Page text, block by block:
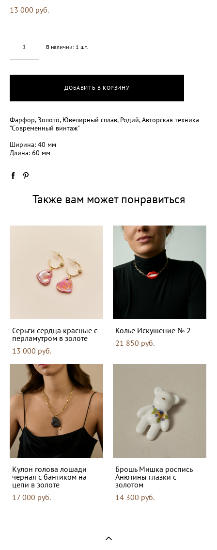
13 000 pуб.
В наличии: 1 шт.
ДОБАВИТЬ В КОРЗИНУ
Фарфор, Золото, Ювелирный сплав, Родий, Авторская техника
"Современный винтаж"
Ширина: 40 мм
Длина: 60 мм
Также вам может понравиться
Серьги сердца красные с
перламутром в золоте
13 000 pуб.
Колье Искушение № 2
21 850 pуб.
Кулон голова лошади
черная с бантиком на
цепи в золоте
17 000 pуб.
Брошь Мишка роспись
Анютины глазки с
золотом
14 300 pуб.